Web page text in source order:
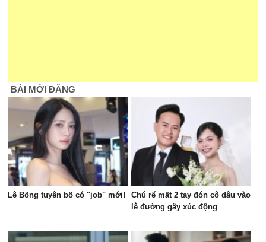
BÀI MỚI ĐĂNG
Lê Bống tuyên bố có "job" mới!
Chú rể mất 2 tay đón cô dâu vào
lễ đường gây xúc động